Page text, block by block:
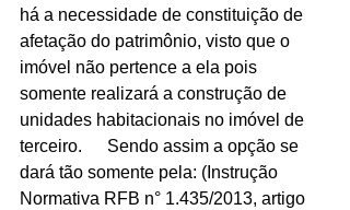
há a necessidade de constituição de
afetação do patrimônio, visto que o
imóvel não pertence a ela pois
somente realizará a construção de
unidades habitacionais no imóvel de
terceiro.	Sendo assim a opção se
dará tão somente pela: (Instrução
Normativa RFB n° 1.435/2013, artigo